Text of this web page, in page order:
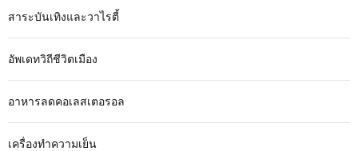
สาระบันเทิงและวาไรตี้
อัพเดทวิถีชีวิตเมือง
อาหารลดคอเลสเตอรอล
เครื่องทำความเย็น